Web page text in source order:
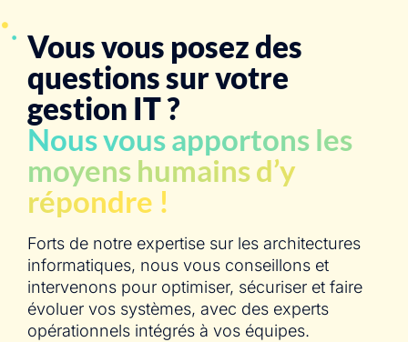
Vous vous posez des
questions sur votre
gestion IT ?
Nous vous apportons les
moyens humains d’y
répondre !
Forts de notre expertise sur les architectures
informatiques, nous vous conseillons et
intervenons pour optimiser, sécuriser et faire
évoluer vos systèmes, avec des experts
opérationnels intégrés à vos équipes.